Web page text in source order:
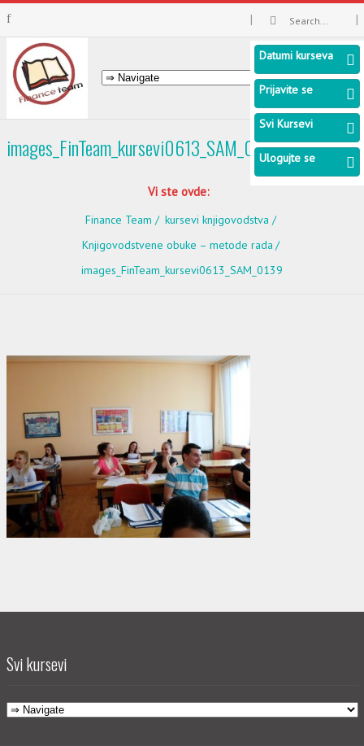
images_FinTeam_kursevi0613_SAM_0139
Vi ste ovde:
Finance Team
kursevi knjigovodstva
Knjigovodstvene obuke – metode rada
images_FinTeam_kursevi0613_SAM_0139
Svi kursevi
Datumi kurseva
Prijavite se
Svi Kursevi
Ulogujte se